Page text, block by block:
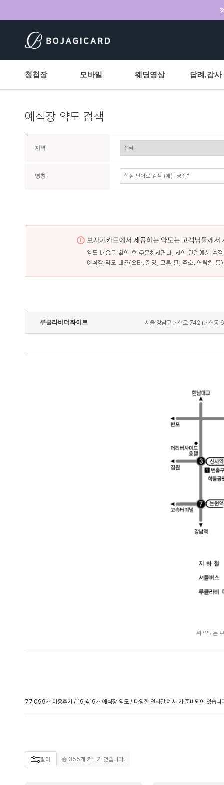
청첩장 모바일 웨딩영상 답례,감사
예식장 약도 검색
지역
명칭
루클라비더화이트 서울 강남구 논현로 742 (논현
위 약도는
77,099개 이용후기 / 19,419개 예식장 약도 / 다양한 인사말 예시 가 준비되어 있습니
필터 총 355개 카드가 있습니다.